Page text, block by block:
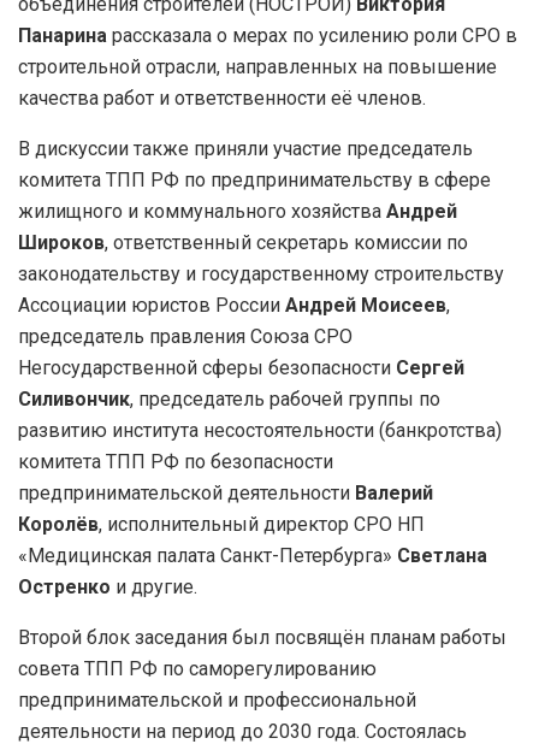
Панарина рассказала о мерах по усилению роли СРО в
строительной отрасли, направленных на повышение
качества работ и ответственности её членов.
В дискуссии также приняли участие председатель
комитета ТПП РФ по предпринимательству в сфере
жилищного и коммунального хозяйства Андрей
Широков, ответственный секретарь комиссии по
законодательству и государственному строительству
Ассоциации юристов России Андрей Моисеев,
председатель правления Союза СРО
Негосударственной сферы безопасности Сергей
Силивончик, председатель рабочей группы по
развитию института несостоятельности (банкротства)
комитета ТПП РФ по безопасности
предпринимательской деятельности Валерий
Королёв, исполнительный директор СРО НП
«Медицинская палата Санкт-Петербурга» Светлана
Остренко и другие.
Второй блок заседания был посвящён планам работы
совета ТПП РФ по саморегулированию
предпринимательской и профессиональной
деятельности на период до 2030 года. Состоялась